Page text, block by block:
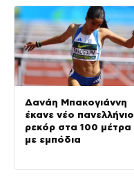
Δανάη Μπακογιάννη
έκανε νέο πανελλήνιο
ρεκόρ στα 100 μέτρα
με εμπόδια